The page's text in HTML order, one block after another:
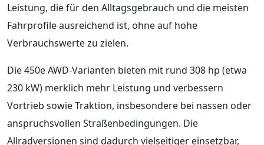
Leistung, die für den Alltagsgebrauch und die meisten
Fahrprofile ausreichend ist, ohne auf hohe
Verbrauchswerte zu zielen.
Die 450e AWD-Varianten bieten mit rund 308 hp (etwa
230 kW) merklich mehr Leistung und verbessern
Vortrieb sowie Traktion, insbesondere bei nassen oder
anspruchsvollen Straßenbedingungen. Die
Allradversionen sind dadurch vielseitiger einsetzbar,